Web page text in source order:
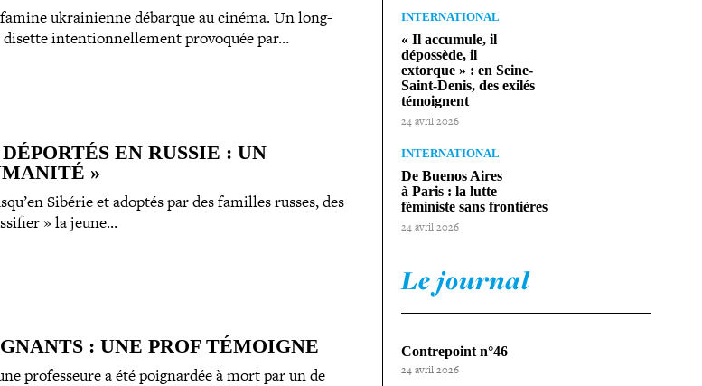
ukrai­nienne débarque au cinéma. Un long-​
inten­tion­nel­le­ment provoquée par…
EN RUSSIE : UN
»
Sibérie et adoptés par des familles russes, des
» la jeune…
: UNE PROF TÉMOIGNE
pro­fes­seure a été poi­gnar­dée à mort par un de
INTERNATIONAL
« Il accumule, il
dépossède, il
extorque » : en Seine-​
Saint-​Denis, des exilés
témoignent
24 avril 2026
INTERNATIONAL
De Buenos Aires
à Paris : la lutte
féministe sans frontières
24 avril 2026
Le journal
Contrepoint n°46
24 avril 2026